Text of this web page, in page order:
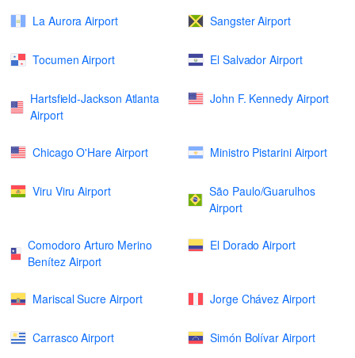
La Aurora Airport Sangster Airport
Tocumen Airport El Salvador Airport
Hartsfield-Jackson Atlanta
Airport
John F. Kennedy Airport
Chicago O'Hare Airport Ministro Pistarini Airport
Viru Viru Airport
São Paulo/Guarulhos
Airport
Comodoro Arturo Merino
Benítez Airport
El Dorado Airport
Mariscal Sucre Airport Jorge Chávez Airport
Carrasco Airport Simón Bolívar Airport